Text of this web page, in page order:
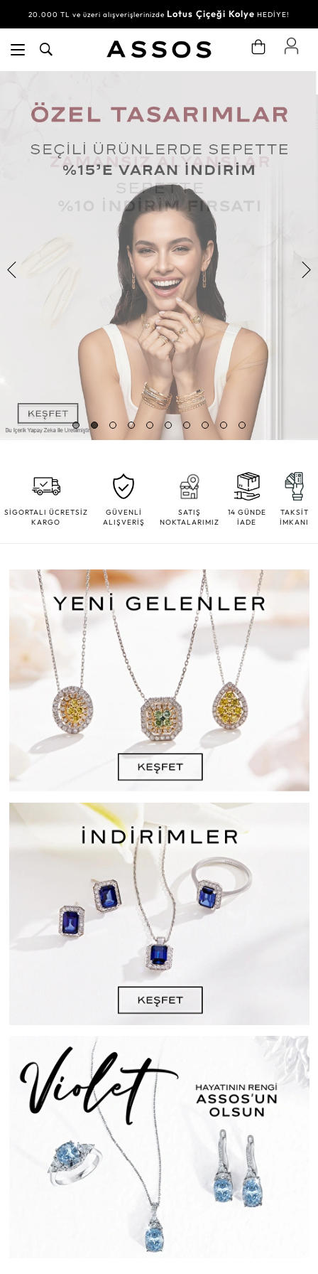
20.000 TL ve üzeri alışverişlerinizde Lotus Çiçeği Kolye HEDİYE!
SİGORTALI ÜCRETSİZ
KARGO
GÜVENLİ
ALIŞVERİŞ
SATIŞ
NOKTALARIMIZ
14 GÜNDE
İADE
TAKSİT
İMKANI